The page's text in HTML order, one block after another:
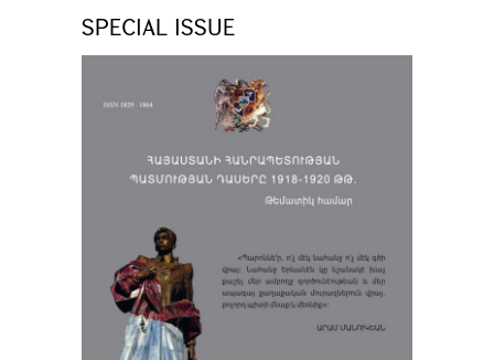
SPECIAL ISSUE